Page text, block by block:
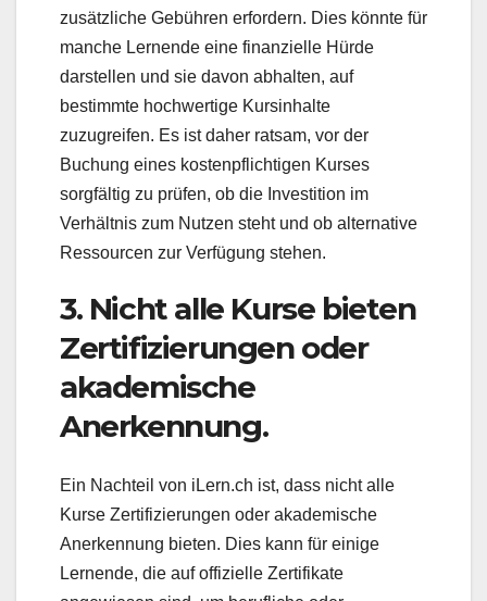
zusätzliche Gebühren erfordern. Dies könnte für
manche Lernende eine finanzielle Hürde
darstellen und sie davon abhalten, auf
bestimmte hochwertige Kursinhalte
zuzugreifen. Es ist daher ratsam, vor der
Buchung eines kostenpflichtigen Kurses
sorgfältig zu prüfen, ob die Investition im
Verhältnis zum Nutzen steht und ob alternative
Ressourcen zur Verfügung stehen.
3. Nicht alle Kurse bieten
Zertifizierungen oder
akademische
Anerkennung.
Ein Nachteil von iLern.ch ist, dass nicht alle
Kurse Zertifizierungen oder akademische
Anerkennung bieten. Dies kann für einige
Lernende, die auf offizielle Zertifikate